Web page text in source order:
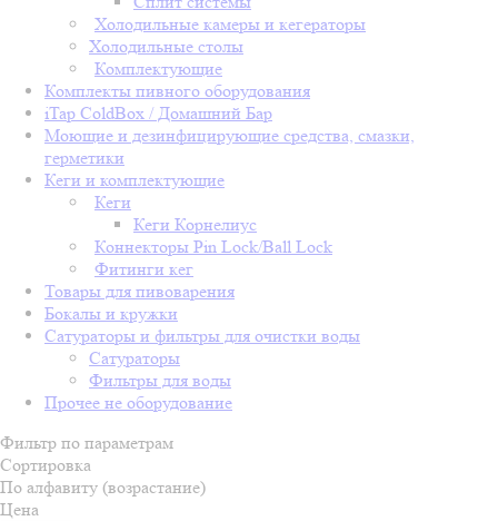
Холодильные камеры и кегераторы
Холодильные столы
Комплектующие
Комплекты пивного оборудования
iTap ColdBox / Домашний Бар
Моющие и дезинфицирующие средства, смазки,
герметики
Кеги и комплектующие
Кеги
Кеги Корнелиус
Коннекторы Pin Lock/Ball Lock
Фитинги кег
Товары для пивоварения
Бокалы и кружки
Сатураторы и фильтры для очистки воды
Сатураторы
Фильтры для воды
Прочее не оборудование
Фильтр по параметрам
Сортировка
По алфавиту (возрастание)
Цена